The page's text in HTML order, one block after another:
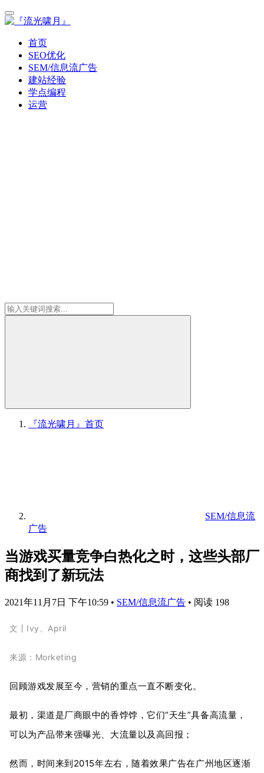
首页
SEO优化
SEM/信息流广告
建站经验
学点编程
运营
『流光啸月』 首页
SEM/信息流
广告
当游戏买量竞争白热化之时，这些头部厂
商找到了新玩法
2021年11月7日 下午10:59 • SEM/信息流广告 • 阅读 198
文丨Ivy、April
来源：Morketing
回顾游戏发展至今，营销的重点一直不断变化。
最初，渠道是厂商眼中的香饽饽，它们“天生”具备高流量，
可以为产品带来强曝光、大流量以及高回报；
然而，时间来到2015年左右，随着效果广告在广州地区逐渐